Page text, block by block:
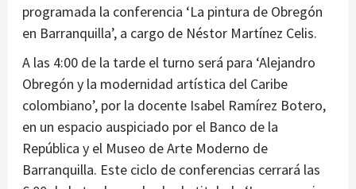
programada la conferencia ‘La pintura de Obregón
en Barranquilla’, a cargo de Néstor Martínez Celis.
A las 4:00 de la tarde el turno será para ‘Alejandro
Obregón y la modernidad artística del Caribe
colombiano’, por la docente Isabel Ramírez Botero,
en un espacio auspiciado por el Banco de la
República y el Museo de Arte Moderno de
Barranquilla. Este ciclo de conferencias cerrará las